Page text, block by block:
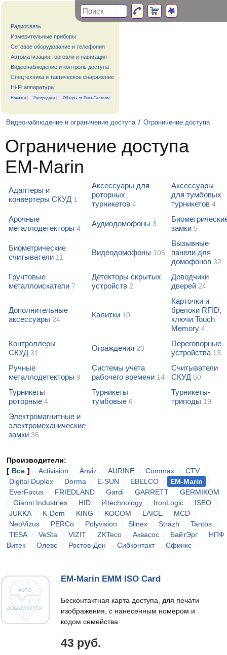
Радиосвязь
Измерительные приборы
Сетевое оборудование и телефония
Автоматизация торговли и навигация
Видеонаблюдение и контроль доступа
Спецтехника и тактическое снаряжение
Hi-Fi аппаратура
Новинки | Распродажа| Обзоры от Вива-Телеком
Видеонаблюдение и ограничение доступа / Ограничение доступа
Ограничение доступа
EM-Marin
Адаптеры и
конвертеры СКУД 1
Аксессуары для
роторных
турникетов 4
Аксессуары
для тумбовых
турникетов 4
Арочные
металлодетекторы 4
Аудиодомофоны 3
замки 5
Биометрические
считыватели 11
Видеодомофоны 105
Вызывные
панели для
домофонов 32
Грунтовые
металлоискатели 7
Детекторы скрытых
устройств 2
Доводчики
дверей 24
Дополнительные
аксессуары 24
Калитки 10
Карточки и
брелоки RFID,
ключи Touch
Memory 4
Контроллеры
СКУД 31
Ограждения 20
Переговорные
устройства 13
Ручные
металлодетекторы 9
Системы учета
рабочего времени 14
Считыватели
СКУД 50
Турникеты
роторные 4
Турникеты
тумбовые 6
Турникеты-
триподы 19
Электромагнитные и
электромеханические
замки 36
Производители:
[ Все ] Activision Anviz AURINE Commax CTV
Digital Duplex
Dorma E-SUN EBELCO EM-Marin
EverFocus
FRIEDLAND Gardi GARRETT
GERMIKOM
Gianni Industries HID i4technology IronLogic ISEO
JUKKA
K-Dom KING KOCOM LAICE MCD
NeoVizus
PERCo Polyvision Slinex Strazh Tantos
TESA
VeSta VIZIT ZKTeco Аквасос БайтЭрг
НПФ
Витек
Олевс Ростов-Дон Сибконтакт Сфинкс
EM-Marin EMM ISO Card
Бесконтактная карта доступа, для печати
изображения, с нанесенным номером и
кодом семейства
43 руб.